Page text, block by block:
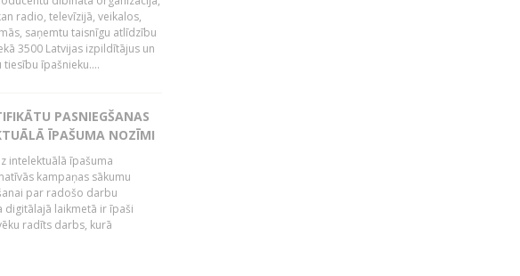
radio, televīzijā, veikalos,
saņemtu taisnīgu atlīdzību
3500 Latvijas izpildītājus un
īpašnieku....
PASNIEGŠANAS
ĪPAŠUMA NOZĪMI
intelektuālā īpašuma
kampaņas sākumu
par radošo darbu
digitālajā laikmetā ir īpaši
radīts darbs, kurā